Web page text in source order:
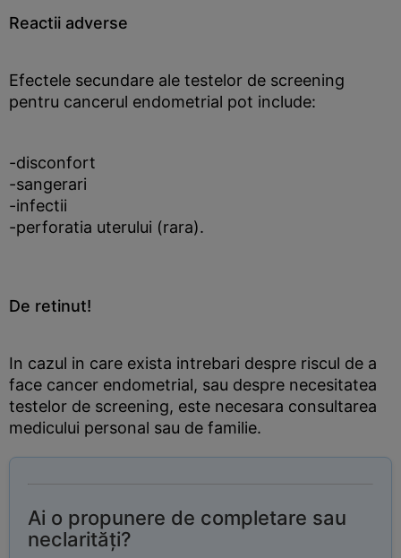
Reactii adverse
Efectele secundare ale testelor de screening
pentru cancerul endometrial pot include:
-disconfort
-sangerari
-infectii
-perforatia uterului (rara).
De retinut!
In cazul in care exista intrebari despre riscul de a
face cancer endometrial, sau despre necesitatea
testelor de screening, este necesara consultarea
medicului personal sau de familie.
Ai o propunere de completare sau
neclarități?